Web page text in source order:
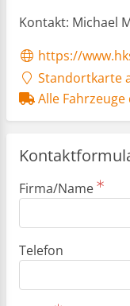
Kontakt: Michael
https://
Standortkarte
Alle
Firma/Name
Telefon